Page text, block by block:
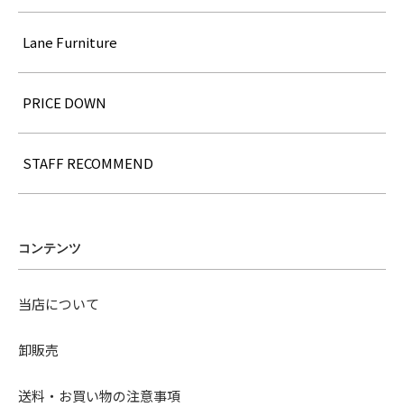
Lane Furniture
PRICE DOWN
STAFF RECOMMEND
コンテンツ
当店について
卸販売
送料・お買い物の注意事項